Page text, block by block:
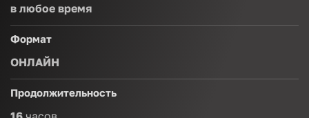
в любое время
Формат
ОНЛАЙН
Продолжительность